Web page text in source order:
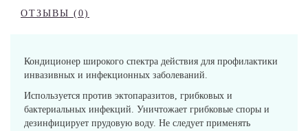
ОТЗЫВЫ (0)
Кондиционер широкого спектра действия для профилактики
инвазивных и инфекционных заболеваний.
Используется против эктопаразитов, грибковых и
бактериальных инфекций. Уничтожает грибковые споры и
дезинфицирует прудовую воду. Не следует применять